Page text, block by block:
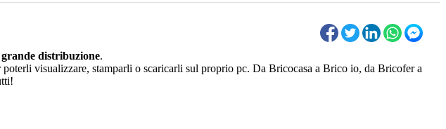
distribuzione.
poterli visualizzare, stamparli o scaricarli sul proprio pc. Da Bricocasa a Brico io, da Bricofer a